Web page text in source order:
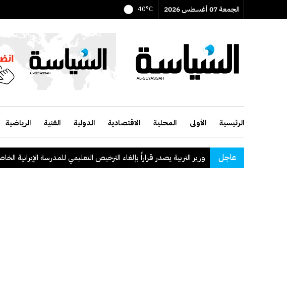
الجمعة 07 أغسطس 2026 40°C
الرئيسية الأولى المحلية الاقتصادية الدولية الفنية الرياضية
عاجل
وزير التربية يصدر قراراً بإلغاء الترخيص التعليمي للمدرسة الإيرانية الخاصة وإغلاقها